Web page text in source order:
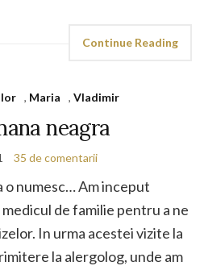
Continue Reading
, Maria , Vladimir
neagra
35 de comentarii
o numesc… Am inceput
de familie pentru a ne
In urma acestei vizite la
la alergolog, unde am